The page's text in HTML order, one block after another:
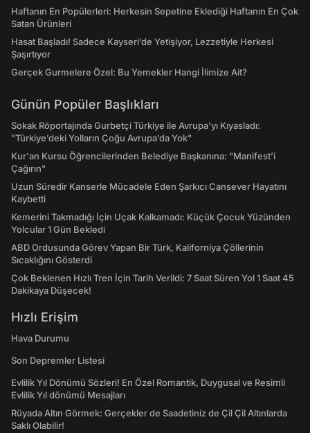
Haftanın En Popülerleri: Herkesin Sepetine Eklediği Haftanın En Çok
Satan Ürünleri
Hasat Başladı! Sadece Kayseri’de Yetişiyor, Lezzetiyle Herkesi
Şaşırtıyor
Gerçek Gurmelere Özel: Bu Yemekler Hangi İlimize Ait?
Günün Popüler Başlıkları
Sokak Röportajında Gurbetçi Türkiye ile Avrupa'yı Kıyasladı:
"Türkiye’deki Yolların Çoğu Avrupa’da Yok"
Kur'an Kursu Öğrencilerinden Belediye Başkanına: "Manifest’i
Çağırın"
Uzun Süredir Kanserle Mücadele Eden Şarkıcı Cansever Hayatını
Kaybetti
Kemerini Takmadığı İçin Uçak Kalkamadı: Küçük Çocuk Yüzünden
Yolcular 1 Gün Bekledi
ABD Ordusunda Görev Yapan Bir Türk, Kaliforniya Çöllerinin
Sıcaklığını Gösterdi
Çok Beklenen Hızlı Tren İçin Tarih Verildi: 7 Saat Süren Yol 1 Saat 45
Dakikaya Düşecek!
Hızlı Erişim
Hava Durumu
Son Depremler Listesi
Evlilik Yıl Dönümü Sözleri! En Özel Romantik, Duygusal ve Resimli
Evlilik Yıl dönümü Mesajları
Rüyada Altın Görmek: Gerçekler de Saadetiniz de Çil Çil Altınlarda
Saklı Olabilir!